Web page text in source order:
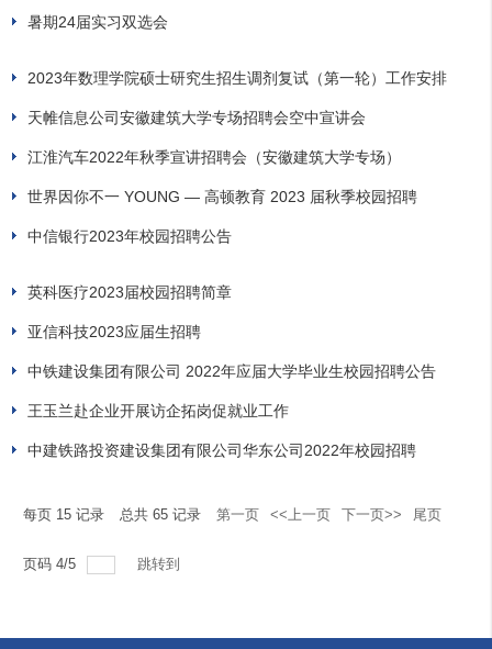
暑期24届实习双选会
2023年数理学院硕士研究生招生调剂复试（第一轮）工作安排
天帷信息公司安徽建筑大学专场招聘会空中宣讲会
江淮汽车2022年秋季宣讲招聘会（安徽建筑大学专场）
世界因你不一 YOUNG — 高顿教育 2023 届秋季校园招聘
中信银行2023年校园招聘公告
英科医疗2023届校园招聘简章
亚信科技2023应届生招聘
中铁建设集团有限公司 2022年应届大学毕业生校园招聘公告
王玉兰赴企业开展访企拓岗促就业工作
中建铁路投资建设集团有限公司华东公司2022年校园招聘
每页 15 记录 总共65 记录 第一页 <<上一页 下一页>> 尾页
页码4/5 跳转到